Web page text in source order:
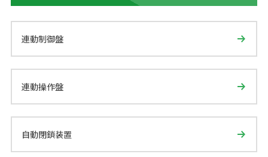
連動制御盤
連動操作盤
自動閉鎖装置